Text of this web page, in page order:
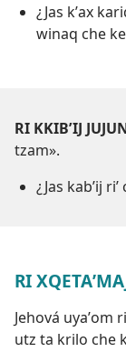
¿Jas kʼax
winaq che
RI KKIBʼIJ
tzam».
¿Jas kabʼij riʼ
RI
Jehová
utz ta krilo che